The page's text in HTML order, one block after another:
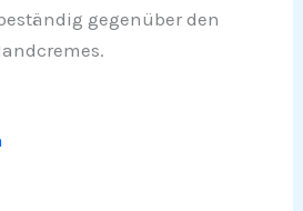
gegenüber den